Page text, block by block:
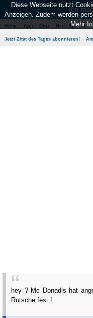
Ich
Home App Quiz Neue Sprüche
Jetzt Zitat des Tages abonnieren!
hey ? Mc Donadls hat
Rutsche fest !
Diese Webseite nutzt
Anzeigen. Zudem werden
Mehr